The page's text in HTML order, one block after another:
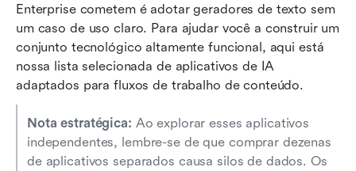
Enterprise cometem é adotar geradores de texto sem
um caso de uso claro. Para ajudar você a construir um
conjunto tecnológico altamente funcional, aqui está
nossa lista selecionada de aplicativos de IA
adaptados para fluxos de trabalho de conteúdo.
Nota estratégica: Ao explorar esses aplicativos
independentes, lembre-se de que comprar dezenas
de aplicativos separados causa silos de dados. Os